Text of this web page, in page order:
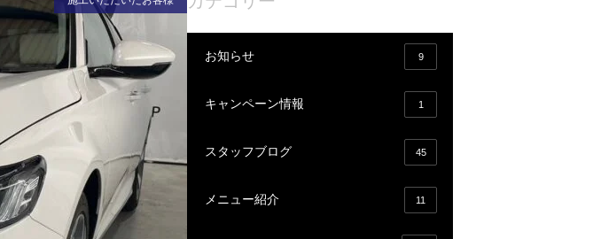
お知らせ 9
キャンペーン情報 1
スタッフブログ 45
メニュー紹介 11